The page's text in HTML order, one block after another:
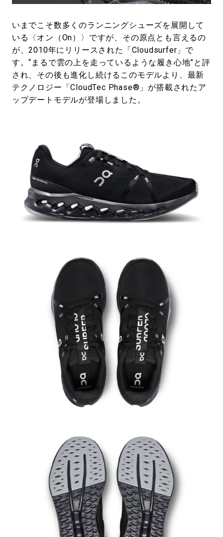
いまでこそ数多くのランニングシューズを展開して
いる〈オン（On）〉ですが、その原点とも言えるの
が、2010年にリリースされた「Cloudsurfer」で
す。“まるで雲の上を走っているような履き心地”と評
され、その後も進化し続けるこのモデルより、最新
テクノロジー「CloudTec Phase®」が搭載されたア
ップデートモデルが登場しました。